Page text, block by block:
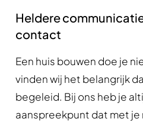
Heldere
contact
Een huis bouwen doe je
vinden wij het belangrijk
begeleid. Bij ons heb je
aanspreekpunt dat met